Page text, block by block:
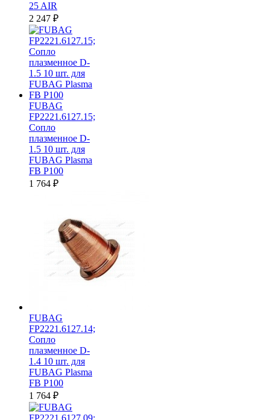
25 AIR
2 247 ₽
FUBAG
FP2221.6127.15;
Сопло
плазменное D-
1.5 10 шт. для
FUBAG Plasma
FB P100
1 764 ₽
FUBAG
FP2221.6127.14;
Сопло
плазменное D-
1.4 10 шт. для
FUBAG Plasma
FB P100
1 764 ₽